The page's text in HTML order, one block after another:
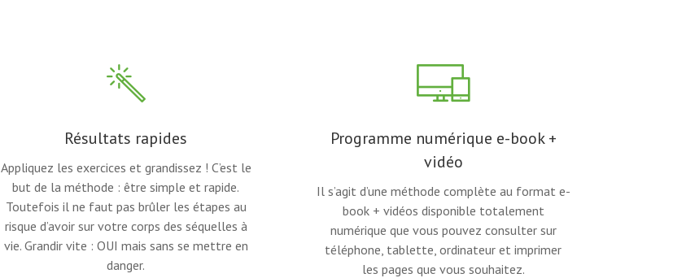
Résultats rapides
Appliquez les exercices et grandissez ! C’est le
but de la méthode : être simple et rapide.
Toutefois il ne faut pas brûler les étapes au
risque d’avoir sur votre corps des séquelles à
vie. Grandir vite : OUI mais sans se mettre en
danger.
Programme numérique e-book +
vidéo
Il s’agit d’une méthode complète au format e-
book + vidéos disponible totalement
numérique que vous pouvez consulter sur
téléphone, tablette, ordinateur et imprimer
les pages que vous souhaitez.